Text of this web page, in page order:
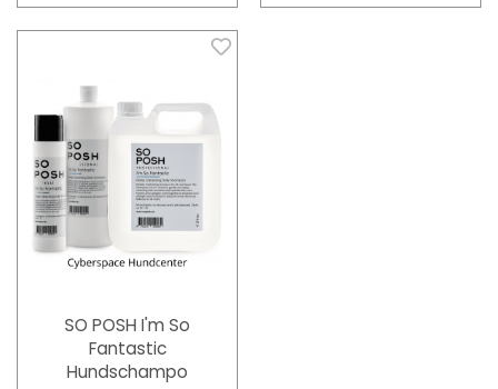
SO POSH I'm So
Fantastic
Hundschampo